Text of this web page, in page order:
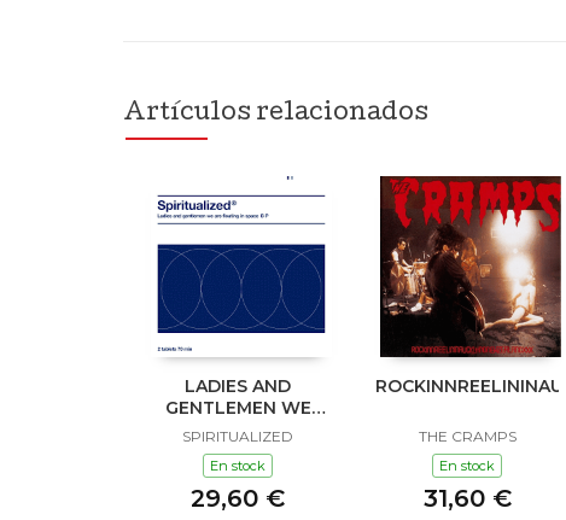
Artículos relacionados
LADIES AND
GENTLEMEN WE
ARE FLOATING IN
SPACE
SPIRITUALIZED
En stock
29,60 €
THE CRAMPS
En stock
31,60 €